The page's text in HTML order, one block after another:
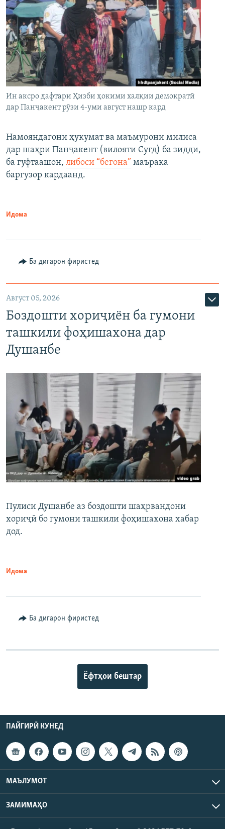
Ин аксро дафтари Ҳизби ҳокими халқии демократӣ
дар Панҷакент рӯзи 4-уми август нашр кард
Намояндагони ҳукумат ва маъмурони милиса
дар шаҳри Панҷакент (вилояти Суғд) ба зидди,
ба гуфтаашон, либоси “бегона” маърака
баргузор кардаанд.
Идома
Ба дигарон фиристед
Август 05, 2026
Боздошти хориҷиён ба гумони
ташкили фоҳишахона дар
Душанбе
Пулиси Душанбе аз боздошти шаҳрвандони
хориҷӣ бо гумони ташкили фоҳишахона хабар
дод.
Идома
Ба дигарон фиристед
Ёфтҳои бештар
ПАЙГИРӢ КУНЕД
МАЪЛУМОТ
ЗАМИМАҲО